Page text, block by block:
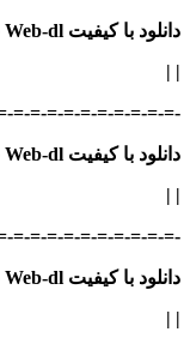
دانلود با کیفیت ۷۲۰p Web-dl ریلیز MkvCage
|
|
=-=-=-=-=-=-=-=-=-=-
دانلود با کیفیت ۴۸۰p Web-dl ریلیز F2M
|
|
=-=-=-=-=-=-=-=-=-=-
دانلود با کیفیت ۱۰۸۰p Web-dl ریلیز F2M
|
|